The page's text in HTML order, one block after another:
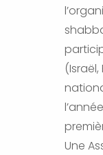
Une